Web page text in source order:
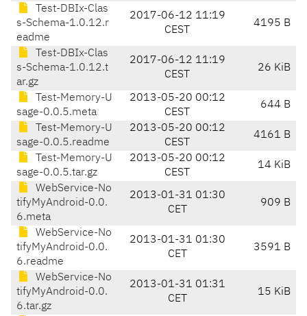
Test-DBIx-Clas
s-Schema-1.0.12.r
eadme
2017-06-12 11:19
CEST
4195 B
Test-DBIx-Clas
s-Schema-1.0.12.t
ar.gz
2017-06-12 11:19
CEST
26 KiB
Test-Memory-U
sage-0.0.5.meta
2013-05-20 00:12
CEST
644 B
Test-Memory-U
sage-0.0.5.readme
2013-05-20 00:12
CEST
4161 B
Test-Memory-U
sage-0.0.5.tar.gz
2013-05-20 00:12
CEST
14 KiB
WebService-No
tifyMyAndroid-0.0.
6.meta
2013-01-31 01:30
CET
909 B
WebService-No
tifyMyAndroid-0.0.
6.readme
2013-01-31 01:30
CET
3591 B
WebService-No
tifyMyAndroid-0.0.
6.tar.gz
2013-01-31 01:31
CET
15 KiB